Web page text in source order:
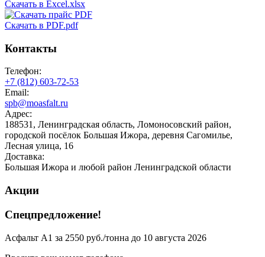
Скачать в Excel.xlsx
Скачать в PDF.pdf
Контакты
Телефон:
+7 (812) 603-72-53
Email:
spb@moasfalt.ru
Адрес:
188531, Ленинградская область, Ломоносовский район,
городской посёлок Большая Ижора, деревня Сагомилье,
Лесная улица, 16
Доставка:
Большая Ижора и любой район Ленинградской области
Акции
Спецпредложение!
Асфальт А1 за 2550 руб./тонна до 10 августа 2026